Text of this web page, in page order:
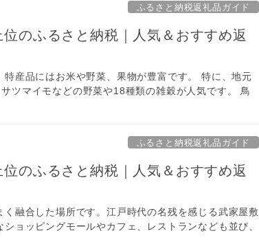
ふるさと納税返礼品ガイド
のふるさと納税｜人気＆おすすめ返
産品にはお米や野菜、果物が豊富です。 特に、地元
ツマイモなどの野菜や18種類の雑穀が人気です。 鳥
ふるさと納税返礼品ガイド
のふるさと納税｜人気＆おすすめ返
融合した場所です。江戸時代の名残を感じる武家屋敷
ョッピングモールやカフェ、レストランなども並び、